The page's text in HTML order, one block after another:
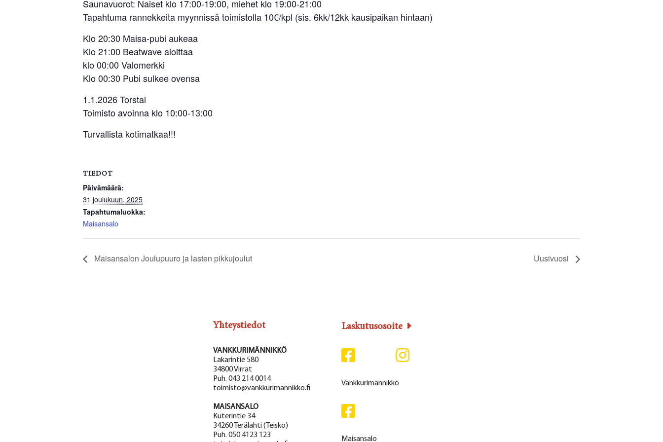
Saunavuorot: Naiset klo 17:00-19:00, miehet klo 19:00-21:00
Tapahtuma rannekkeita myynnissä toimistolla 10€/kpl (sis. 6kk/12kk kausipaikan hintaan)
Klo 20:30 Maisa-pubi aukeaa
Klo 21:00 Beatwave aloittaa
klo 00:00 Valomerkki
Klo 00:30 Pubi sulkee ovensa
1.1.2026 Torstai
Toimisto avoinna klo 10:00-13:00
Turvallista kotimatkaa!!!
TIEDOT
Päivämäärä:
31 joulukuun, 2025
Tapahtumaluokka:
Maisansalo
Maisansalon Joulupuuro ja lasten pikkujoulut Uusivuosi
Yhteystiedot
VANKKURIMÄNNIKKÖ
Lakarintie 580
34800 Virrat
Puh. 043 214 0014
toimisto@vankkurimannikko.fi
MAISANSALO
Kuterintie 34
34260 Terälahti (Teisko)
Puh. 050 4123 123
Laskutusosoite
Vankkurimännikkö
Maisansalo